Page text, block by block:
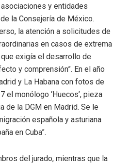
y entidades
la Consejería de México.
la atención a solicitudes de
en casos de extrema
exigía el desarrollo de
y comprensión”. En el año
y La Habana con fotos de
monólogo ‘Huecos’, pieza
de la DGM en Madrid. Se le
española y asturiana
en Cuba”.
del jurado, mientras que la